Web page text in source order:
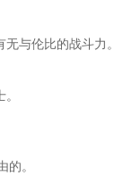
与伦比的战斗力。
的。